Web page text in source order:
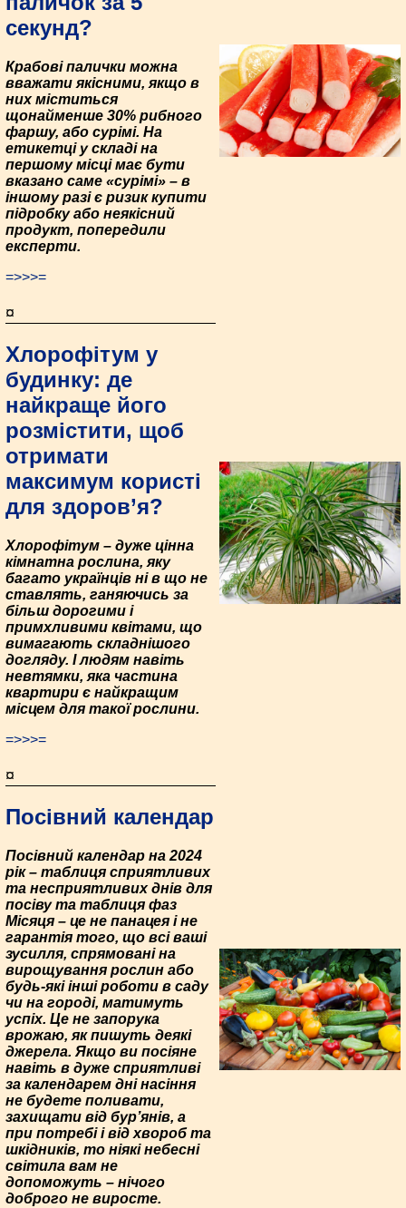
секунд?
Крабові палички можна
вважати якісними, якщо в
них міститься
щонайменше 30% рибного
фаршу, або сурімі. На
етикетці у складі на
першому місці має бути
вказано саме «сурімі» – в
іншому разі є ризик купити
підробку або неякісний
продукт, попередили
експерти.
=>>>=
¤
Хлорофітум у
будинку: де
найкраще його
розмістити, щоб
отримати
максимум користі
для здоров’я?
Хлорофітум – дуже цінна
кімнатна рослина, яку
багато українців ні в що не
ставлять, ганяючись за
більш дорогими і
примхливими квітами, що
вимагають складнішого
догляду. І людям навіть
невтямки, яка частина
квартири є найкращим
місцем для такої рослини.
=>>>=
¤
Посівний календар
Посівний календар на 2024
рік – таблиця сприятливих
та несприятливих днів для
посіву та таблиця фаз
Місяця – це не панацея і не
гарантія того, що всі ваші
зусилля, спрямовані на
вирощування рослин або
будь-які інші роботи в саду
чи на городі, матимуть
успіх. Це не запорука
врожаю, як пишуть деякі
джерела. Якщо ви посіяне
навіть в дуже сприятливі
за календарем дні насіння
не будете поливати,
захищати від бур’янів, а
при потребі і від хвороб та
шкідників, то ніякі небесні
світила вам не
допоможуть – нічого
доброго не виросте.